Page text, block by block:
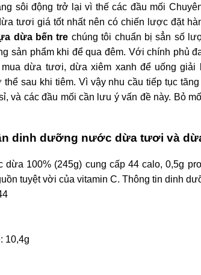
sôi động trở lại vì thế các đầu mối
tươi giá tốt nhất nên có chiến lược đặt
dừa bến tre chúng tôi chuẩn bị sẳn số
sản phẩm khi để qua đêm. Với chính phủ
dừa tươi, dừa xiêm xanh để uống
thể sau khi tiêm. Vì vậy nhu cầu tiếp tục
và các đầu mối cần lưu ý vấn đề này. Bỏ
dinh dưỡng nước dừa tươi và
dừa 100% (245g) cung cấp 44 calo, 0,5g
tuyệt vời của vitamin C. Thông tin dinh
10,4g